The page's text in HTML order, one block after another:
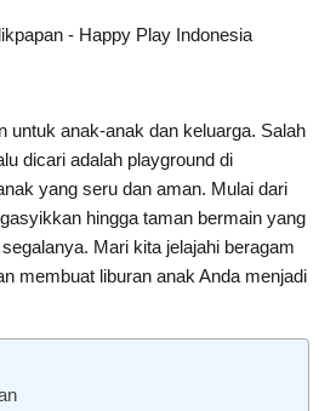
untuk anak-anak dan keluarga. Salah
dicari adalah playground di
yang seru dan aman. Mulai dari
hingga taman bermain yang
Mari kita jelajahi beragam
membuat liburan anak Anda menjadi